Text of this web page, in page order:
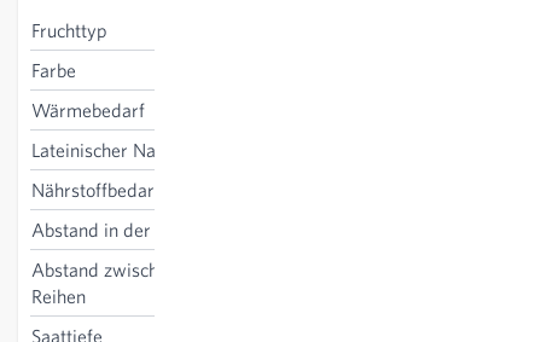
Fruchttyp
Farbe
Wärmebedarf
Lateinischer Name
Nährstoffbedarf
Abstand in der Reihe
Abstand zwischen den
Reihen
Saattiefe